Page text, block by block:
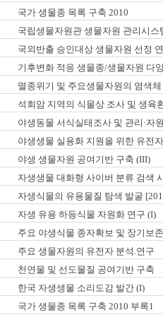
국가 생물종 목록 구축 2010
국립생물자원관 생물자원 관리시스
국외반출 승인대상 생물자원 선정
기후변화 적응 생물종/생물자원 다
멸종위기 및 주요생물자원의 염색
석회암 지역의 식물상 조사 및 생육
야생동물 서식실태조사 및 관리·자
야생생물 실용화 지원을 위한 유전
야생 생물자원 공여기반 구축 (III)
자생생물 대화형 사이버 분류 검색
자생식물의 유용물질 탐색 발굴
자생 유용 하등식물 자원화 연구 (I)
주요 야생식물 종자확보 및 장기보
주요 생물자원의 유전자 분석.연구
천연물 및 선도물질 공여기반 구축
한국 자생생물 소리도감 발간 (I)
국가 생물종 목록 구축 2010 부록1